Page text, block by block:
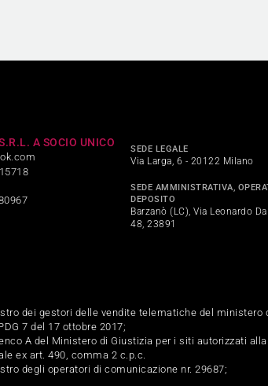
A SOCIO UNICO
SEDE LEGALE
Via Larga, 6 - 20122 Milano
SEDE AMMINISTRATIVA,
DEPOSITO
Barzanò (LC), Via Leonardo
48, 23891
dei gestori delle vendite telematiche del ministero
7 del 17 ottobre 2017;
A del Ministero di Giustizia per i siti autorizzati alla
ex art. 490, comma 2 c.p.c.
degli operatori di comunicazione nr. 29687;